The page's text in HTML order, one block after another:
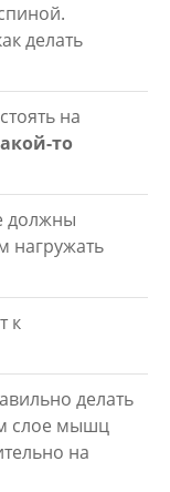
делать
на
то
должны
нагружать
к
делать
слое мышц
на